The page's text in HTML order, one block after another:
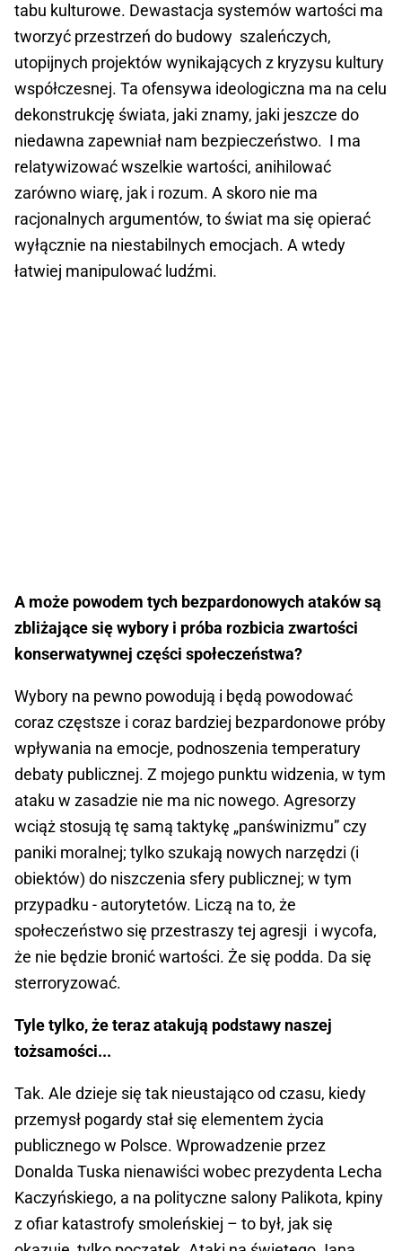
tabu kulturowe. Dewastacja systemów wartości ma
tworzyć przestrzeń do budowy szaleńczych,
utopijnych projektów wynikających z kryzysu kultury
współczesnej. Ta ofensywa ideologiczna ma na celu
dekonstrukcję świata, jaki znamy, jaki jeszcze do
niedawna zapewniał nam bezpieczeństwo. I ma
relatywizować wszelkie wartości, anihilować
zarówno wiarę, jak i rozum. A skoro nie ma
racjonalnych argumentów, to świat ma się opierać
wyłącznie na niestabilnych emocjach. A wtedy
łatwiej manipulować ludźmi.
A może powodem tych bezpardonowych ataków są
zbliżające się wybory i próba rozbicia zwartości
konserwatywnej części społeczeństwa?
Wybory na pewno powodują i będą powodować
coraz częstsze i coraz bardziej bezpardonowe próby
wpływania na emocje, podnoszenia temperatury
debaty publicznej. Z mojego punktu widzenia, w tym
ataku w zasadzie nie ma nic nowego. Agresorzy
wciąż stosują tę samą taktykę „panświnizmu” czy
paniki moralnej; tylko szukają nowych narzędzi (i
obiektów) do niszczenia sfery publicznej; w tym
przypadku - autorytetów. Liczą na to, że
społeczeństwo się przestraszy tej agresji i wycofa,
że nie będzie bronić wartości. Że się podda. Da się
sterroryzować.
Tyle tylko, że teraz atakują podstawy naszej
tożsamości...
Tak. Ale dzieje się tak nieustająco od czasu, kiedy
przemysł pogardy stał się elementem życia
publicznego w Polsce. Wprowadzenie przez
Donalda Tuska nienawiści wobec prezydenta Lecha
Kaczyńskiego, a na polityczne salony Palikota, kpiny
z ofiar katastrofy smoleńskiej – to był, jak się